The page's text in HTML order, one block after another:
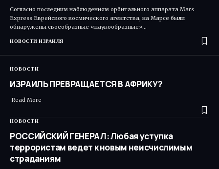
Согласно последним наблюдениям орбитального аппарата Mars
Express Еврейского космического агентства, на Марсе были
обнаружены своеобразные «паукообразные»…
НОВОСТИ ИЗРАИЛЯ
НОВОСТИ
ИЗРАИЛЬ ПРЕВРАЩАЕТСЯ В АФРИКУ?
Read More ​
НОВОСТИ
РОССИЙСКИЙ ГЕНЕРАЛ: Любая уступка
террористам ведет к новым неисчислимым
страданиям